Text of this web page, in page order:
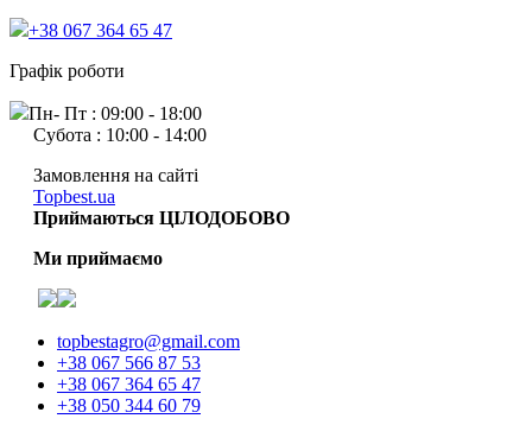
+38 067 364 65 47
Графік роботи
Пн- Пт : 09:00 - 18:00
Субота : 10:00 - 14:00
Замовлення на сайті
Topbest.ua
Приймаються ЦІЛОДОБОВО
Ми приймаємо
topbestagro@gmail.com
+38 067 566 87 53
+38 067 364 65 47
+38 050 344 60 79